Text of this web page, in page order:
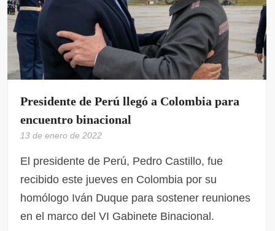
Presidente de Perú llegó a Colombia para
encuentro binacional
13 de enero de 2022
El presidente de Perú, Pedro Castillo, fue
recibido este jueves en Colombia por su
homólogo Iván Duque para sostener reuniones
en el marco del VI Gabinete Binacional.